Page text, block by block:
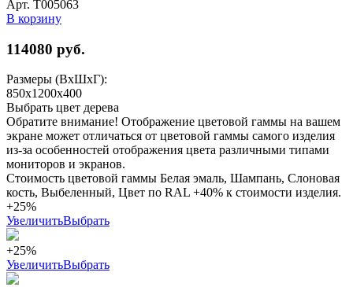
Арт. Т005063
В корзину
114080 руб.
Размеры (ВхШхГ):
850х1200х400
Выбрать цвет дерева
Обратите внимание! Отображение цветовой гаммы на вашем
экране может отличаться от цветовой гаммы самого изделия
из-за особенностей отображения цвета различными типами
мониторов и экранов.
Стоимость цветовой гаммы Белая эмаль, Шампань, Слоновая
кость, Выбеленный, Цвет по RAL +40% к стоимости изделия.
+25%
УвеличитьВыбрать
+25%
УвеличитьВыбрать